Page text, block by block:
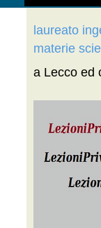
laureato
materie
a Lecco ed